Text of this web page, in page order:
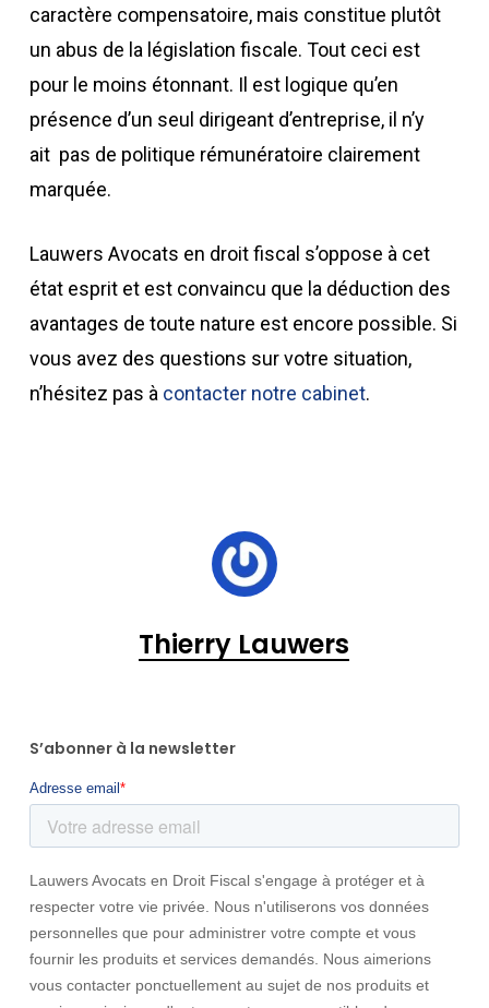
caractère compensatoire, mais constitue plutôt
un abus de la législation fiscale. Tout ceci est
pour le moins étonnant. Il est logique qu’en
présence d’un seul dirigeant d’entreprise, il n’y
ait pas de politique rémunératoire clairement
marquée.
Lauwers Avocats en droit fiscal s’oppose à cet
état esprit et est convaincu que la déduction des
avantages de toute nature est encore possible. Si
vous avez des questions sur votre situation,
n’hésitez pas à contacter notre cabinet.
Thierry Lauwers
S’abonner à la newsletter